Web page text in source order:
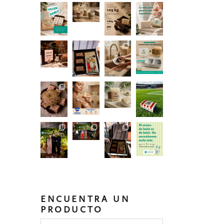
ENCUENTRA UN
PRODUCTO